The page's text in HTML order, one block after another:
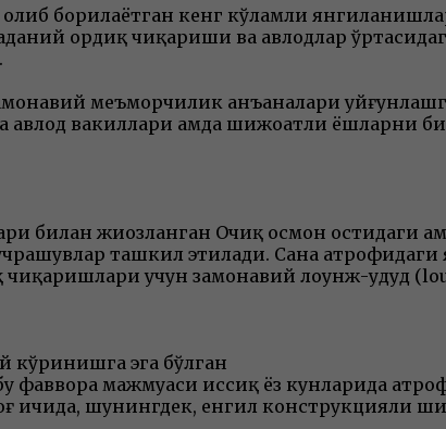
борилаётган кенг кўламли
ҳордиқ чиқариши ва авлодлар
меъморчилик анъаналари
авлод вакиллари ҳамда шижоатли ёшларни
билан жиҳозланган Очиқ осмон остидаги
ташкил этилади. Саҳна
учун замонавий лоунж-ҳудуд
кўринишга эга бўлган
фаввора мажмуаси иссиқ ёз кунларида
ичида, шунингдек, енгил конструкцияли